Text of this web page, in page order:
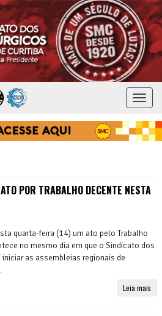
MENU
POR TRABALHO DECENTE NESTA
quarta-feira (14) um ato pelo Trabalho
no mesmo dia em que o Sindicato dos
as assembleias regionais de
Leia mais